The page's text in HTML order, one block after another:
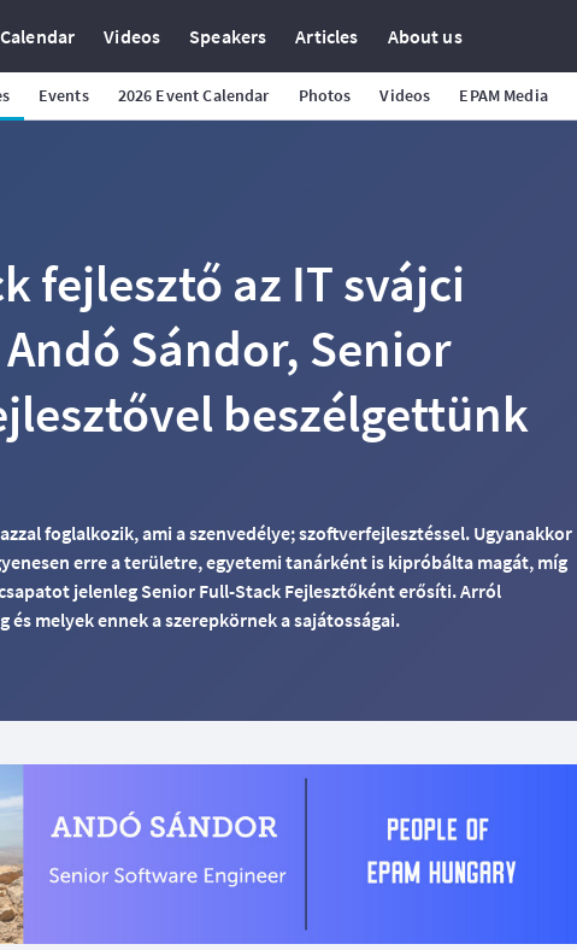
Calendar Videos Speakers Articles About us
Events 2026 Event Calendar Photos Videos EPAM Media
fejlesztő az IT svájci
Sándor, Senior
beszélgettünk
foglalkozik, ami a szenvedélye; szoftverfejlesztéssel. Ugyanakkor
erre a területre, egyetemi tanárként is kipróbálta magát, míg
jelenleg Senior Full-Stack Fejlesztőként erősíti. Arról
melyek ennek a szerepkörnek a sajátosságai.